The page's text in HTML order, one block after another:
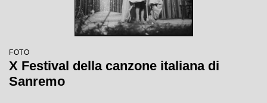
FOTO
X Festival della canzone italiana di
Sanremo